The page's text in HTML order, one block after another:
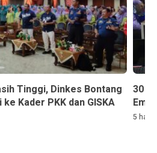
Tinggi, Dinkes Bontang
Kader PKK dan GISKA
30
5 hari